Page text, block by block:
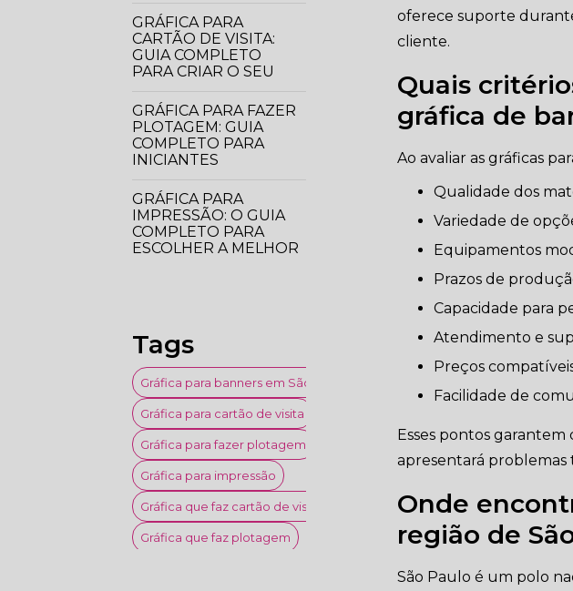
GRÁFICA PARA
CARTÃO DE VISITA:
GUIA COMPLETO
PARA CRIAR O SEU
GRÁFICA PARA FAZER
PLOTAGEM: GUIA
COMPLETO PARA
INICIANTES
GRÁFICA PARA
IMPRESSÃO: O GUIA
COMPLETO PARA
ESCOLHER A MELHOR
NECESSIDADES
GRÁFICA QUE FAZ
CARTÃO DE VISITA: O
GUIA COMPLETO
PARA ESCOLHER A
MELHOR
GRÁFICA QUE FAZ
PLOTAGEM: O GUIA
ESSENCIAL PARA
ESCOLHER A MELHOR
Tags
Gráfica para banners em São Paulo
Gráfica para cartão de visita
Gráfica para fazer plotagem
Gráfica para impressão
Gráfica que faz cartão de visita
Gráfica que faz plotagem
oferece suporte
cliente.
Quais
gráfica de
Ao avaliar as gráficas
Qualidade dos
Variedade de
Equipamentos
Prazos de
Capacidade para
Atendimento e
Preços
Facilidade de
Esses pontos
apresentará problemas
Onde
região de
São Paulo é um polo